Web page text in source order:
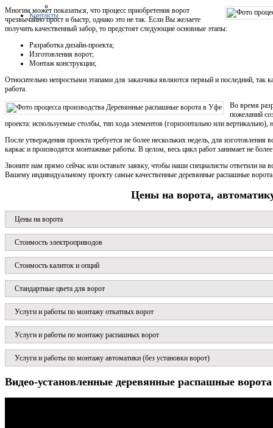
Контакты
Многим может показаться, что процесс приобретения ворот
чрезвычайно прост и быстр, однако это не так. Если Вы желаете
получить качественный забор, то предстоят следующие основные этапы:
Разработка дизайн-проекта;
Изготовления ворот;
Монтаж конструкции;
Относительно непростыми этапами для заказчика являются первый и последний, так
работа.
Во время
пожеланий
проекта: используемые столбы, тип хода элементов (горизонтально или вертикально),
После утверждения проекта требуется не более нескольких недель, для изготовления
каркас и производятся монтажные работы. В целом, весь цикл работ занимает не
Звоните нам прямо сейчас или оставьте заявку, чтобы наши специалисты ответили
Вашему индивидуальному проекту самые качественные деревянные распашные
Цены на ворота,
Цены на ворота
Стоимость электроприводов
Стоимость калиток и опций
Стандартные цвета для ворот
Услуги и работы по монтажу откатных ворот
Услуги и работы по монтажу распашных ворот
Услуги и работы по монтажу автоматики (без установки ворот)
Видео-установленные деревянные распашные ворота